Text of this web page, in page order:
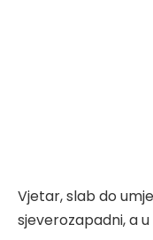
Vjetar, slab do
sjeverozapadni, a